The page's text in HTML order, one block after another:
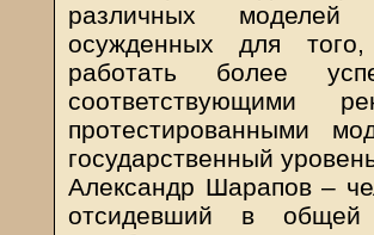
различных моделей
осужденных для
работать более
соответствующими
протестированными
государственный
Александр Шарапов –
отсидевший в